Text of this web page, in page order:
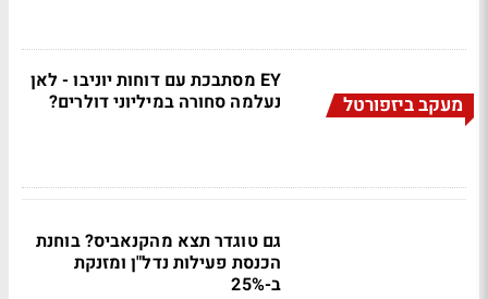
מעקב ביזפורטל
EY מסתבכת עם דוחות יוניבו - לאן
נעלמה סחורה במיליוני דולרים?
גם טוגדר תצא מהקנאביס? בוחנת
הכנסת פעילות נדל"ן ומזנקת
ב-25%